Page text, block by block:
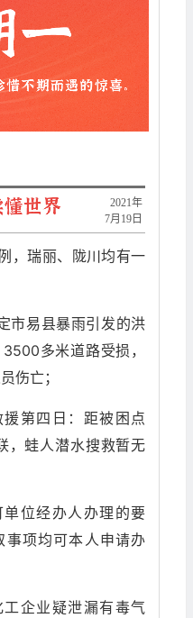
2021年
7月19日
，瑞丽、陇川均有一
市易县暴雨引发的洪
多米道路受损，
伤亡；
第四日：距被困点
，蛙人潜水搜救暂无
位经办人办理的要
事项均可本人申请办
企业疑泄漏有毒气